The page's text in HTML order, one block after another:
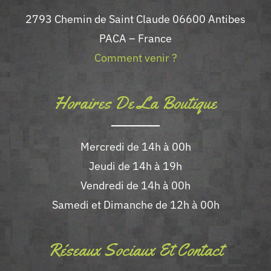
2793 Chemin de Saint Claude 06600 Antibes
PACA – France
Comment venir ?
Horaires De La Boutique
Mercredi de 14h à 00h
Jeudi de 14h à 19h
Vendredi de 14h à 00h
Samedi et Dimanche de 12h à 00h
Réseaux Sociaux Et Contact